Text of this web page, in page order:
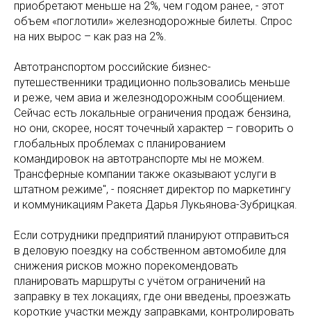
приобретают меньше на 2%, чем годом ранее, - этот
объем «поглотили» железнодорожные билеты. Спрос
на них вырос – как раз на 2%.
Автотранспортом российские бизнес-
путешественники традиционно пользовались меньше
и реже, чем авиа и железнодорожным сообщением.
Сейчас есть локальные ограничения продаж бензина,
но они, скорее, носят точечный характер – говорить о
глобальных проблемах с планированием
командировок на автотранспорте мы не можем.
Трансферные компании также оказывают услуги в
штатном режиме", - поясняет директор по маркетингу
и коммуникациям Ракета Дарья Лукьянова-Зубрицкая.
Если сотрудники предприятий планируют отправиться
в деловую поездку на собственном автомобиле для
снижения рисков можно порекомендовать
планировать маршруты с учётом ограничений на
заправку в тех локациях, где они введены, проезжать
короткие участки между заправками, контролировать